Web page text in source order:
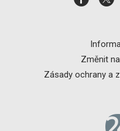
Změnit
Zásady ochrany a